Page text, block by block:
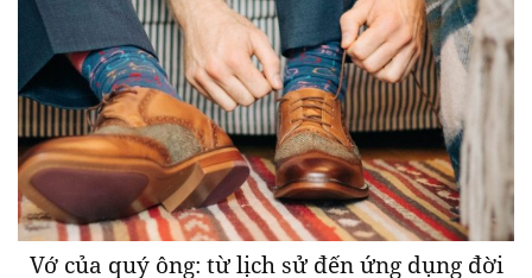
Vớ của quý ông: từ lịch sử đến ứng dụng đời